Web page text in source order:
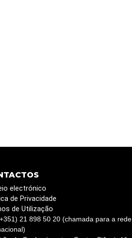
electrónico
de Privacidade
de Utilização
21 898 50 20 (chamada para a rede